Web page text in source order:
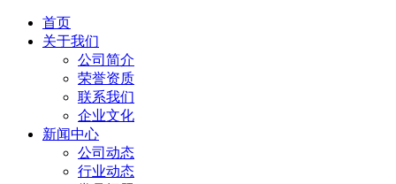
首页
关于我们
公司简介
荣誉资质
联系我们
企业文化
新闻中心
公司动态
行业动态